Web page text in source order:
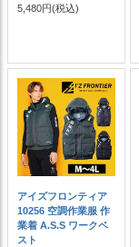
5,480円(税込)
アイズフロンティア
10256 空調作業服 作
業着 A.S.S ワークベ
スト